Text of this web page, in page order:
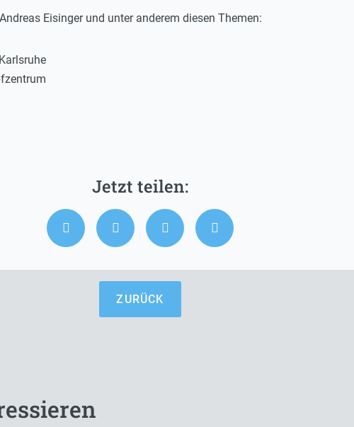
Eisinger und unter anderem diesen Themen:
ZURÜCK